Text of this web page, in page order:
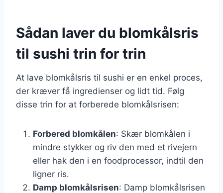
Sådan laver du blomkålsris
til sushi trin for trin
At lave blomkålsris til sushi er en enkel proces,
der kræver få ingredienser og lidt tid. Følg
disse trin for at forberede blomkålsrisen:
Forbered blomkålen: Skær blomkålen i
mindre stykker og riv den med et rivejern
eller hak den i en foodprocessor, indtil den
ligner ris.
Damp blomkålsrisen: Damp blomkålsrisen